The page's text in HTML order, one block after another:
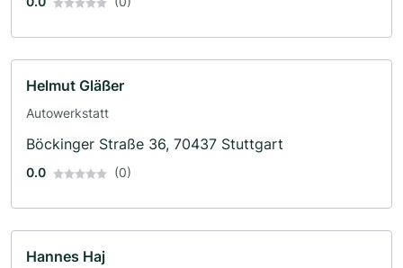
Helmut Gläßer
Autowerkstatt
Böckinger Straße 36, 70437 Stuttgart
0.0 (0)
Hannes Haj